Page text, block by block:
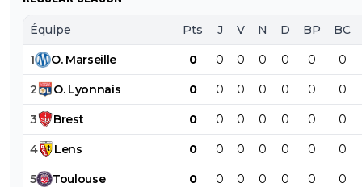
Équipe Pts J V N D BP BC
1 O. Marseille 0 0 0 0 0 0 0
2 O. Lyonnais 0 0 0 0 0 0 0
3 Brest 0 0 0 0 0 0 0
4 Lens 0 0 0 0 0 0 0
5 Toulouse 0 0 0 0 0 0 0